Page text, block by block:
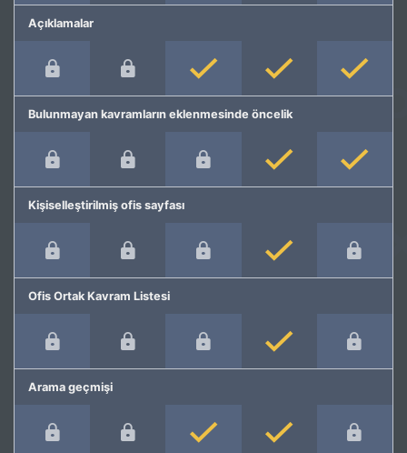
Açıklamalar
Bulunmayan kavramların eklenmesinde öncelik
Kişiselleştirilmiş ofis sayfası
Ofis Ortak Kavram Listesi
Arama geçmişi